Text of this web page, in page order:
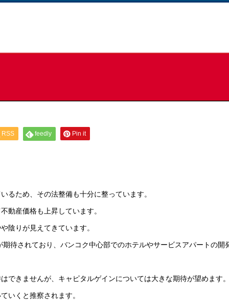
RSS feedly Pin it
るため、その法整備も十分に整っています。
動産価格も上昇しています。
陰りが見えてきています。
待されており、バンコク中心部でのホテルやサービスアパートの開
できませんが、キャピタルゲインについては大きな期待が望めます。
いくと推察されます。